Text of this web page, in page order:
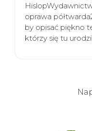
oprawa
by opisać piękno
którzy się tu